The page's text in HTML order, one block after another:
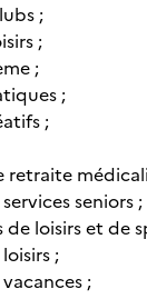
;
;
;
;
;
retraite
seniors ;
de loisirs et de
;
;